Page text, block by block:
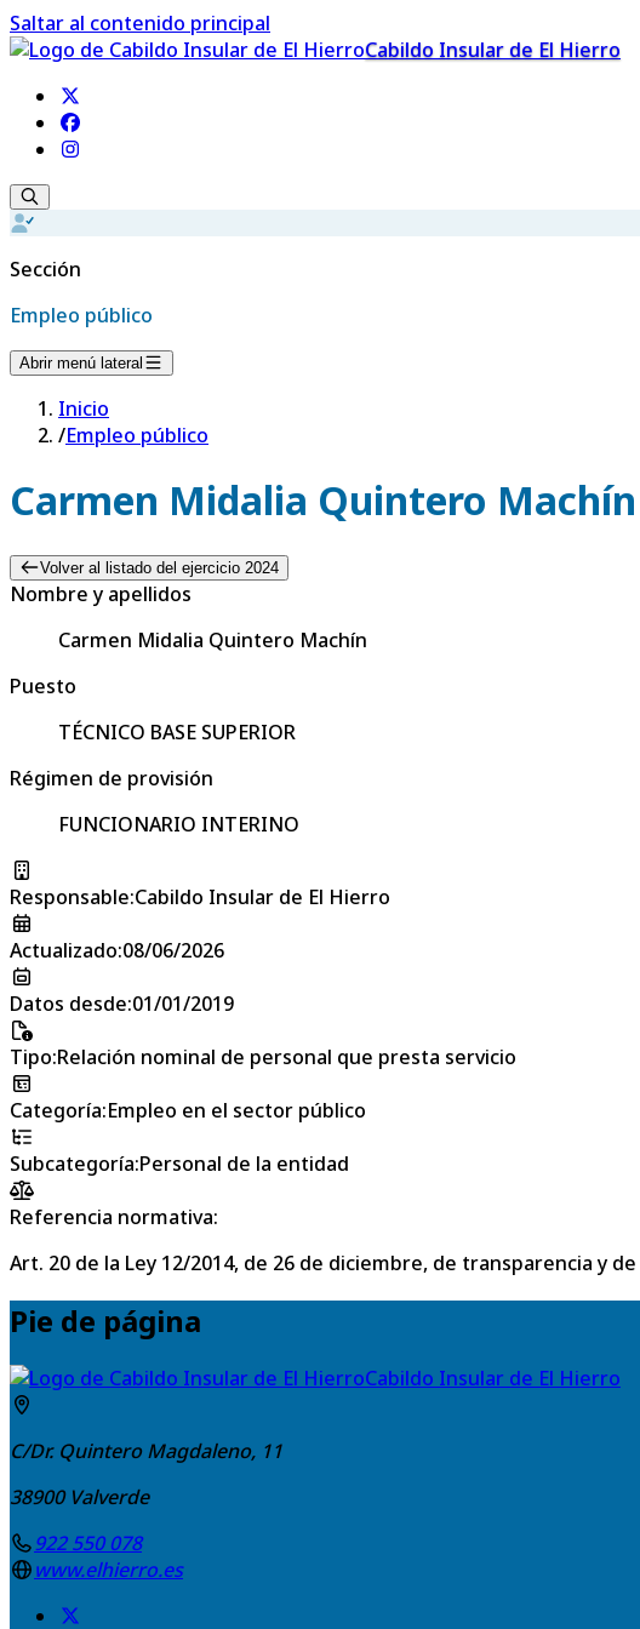
Saltar al contenido principal
Cabildo Insular de El Hierro
Sección
Empleo público
Abrir menú lateral
Inicio
/Empleo público
Carmen Midalia Quintero Machín
Volver al listado del ejercicio 2024
Nombre y apellidos
Carmen Midalia Quintero Machín
Puesto
TÉCNICO BASE SUPERIOR
Régimen de provisión
FUNCIONARIO INTERINO
Responsable:Cabildo Insular de El Hierro
Actualizado:08/06/2026
Datos desde:01/01/2019
Tipo:Relación nominal de personal que presta servicio
Categoría:Empleo en el sector público
Subcategoría:Personal de la entidad
Referencia normativa:
Art. 20 de la Ley 12/2014, de 26 de diciembre, de transparencia y
Pie de página
Cabildo Insular de El Hierro
C/Dr. Quintero Magdaleno, 11
38900 Valverde
922 550 078
www.elhierro.es